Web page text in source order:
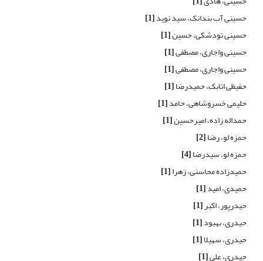
حسینی آب بندانک، سید نوید[1]
حسینی تودشکی، حسین[1]
حسینی واجاری، مصطفی[1]
حسینی واجاری، مصطفی[1]
حفیظی اتابک، حمیدرضا[1]
حلیمی خسروشاهی، حامد[1]
حمداله زاده، امیرحسین[1]
حمزه لو، رضا[2]
حمزه لو، سیدرضا[4]
حمیدزاده محاسنی، زهرا[1]
حمیدی، امید[1]
حیدرپور، اکبر[1]
حیدری، بهبود[1]
حیدری، سهیلا[1]
حیدری، علی[1]